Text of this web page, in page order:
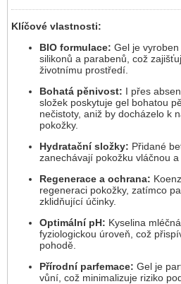
Klíčové vlastnosti:
BIO formulace: Gel je vyroben
silikonů a parabenů, což
životnímu prostředí.
Bohatá pěnivost: I přes
složek poskytuje gel bohatou
nečistoty, aniž by docházelo k
pokožky.
Hydratační složky: Přidané
zanechávají pokožku vláčnou a
Regenerace a ochrana:
regeneraci pokožky, zatímco
zklidňující účinky.
Optimální pH: Kyselina
fyziologickou úroveň, což
pohodě.
Přírodní parfemace: Gel je
vůní, což minimalizuje riziko